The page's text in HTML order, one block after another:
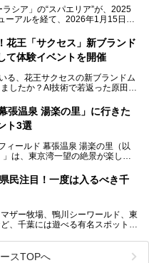
る施設が揃っているため、その日
と見つかるはずです。
業で深夜まで滞在できる施設
ングスペースを備えた仕事もでき
の入浴施設にとどまらない進化を
銭湯から絶景施設、コワーキング
充実した施設、子連れファミリー
わせたおすすめの施設を紹介しま
ラシア」の“スパエリア”が、2025
ーアルを経て、2026年1月15日
た浴場・サウナの魅力を、人気キ
」と一緒にご紹介します。必見の
浜ユーラシア【PR】
花王「サクセス」新ブランド
て体験イベントを開催
る、花王サクセスの新ブランドム
したか？AI技術で若返った原田泰
を記念して、スパメッツァおおた
ントを開催。花王サクセスの製品
です！
PR】
品のPRレポート記事です。
張温泉 湯楽の里」に行きた
ト3選
ィールド 幕張温泉 湯楽の里（以
は、東京湾一望の絶景が楽しめ
、サウナ、岩盤浴のほか、高濃度
処や食事処、展望抜群の屋上ま
楽しめます。
でも、特におススメしたい3つの
お届けします。読めばきっと、行
民注目！一度は入るべき千
ザー牧場、鴨川シーワールド、東
、千葉には遊べる有名スポットが
、つい最近まで千葉在住だった私
べき千葉の温泉・スパ34選をま
スTOPへ